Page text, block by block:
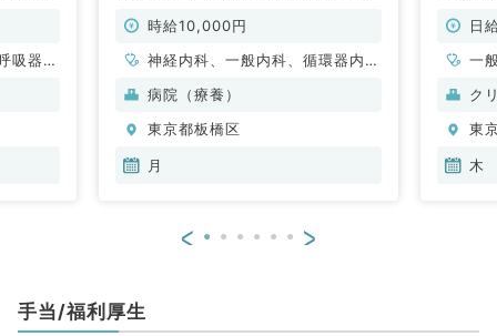
吸器内
勤）時給10,000円
神経内科、一般内科、循環器内
科、呼吸器内科、消化器内科、内
内科、膠原病科
病院（療養）
東京都板橋区
月
日
一
科
ク
東
木
< >
手当/福利厚生